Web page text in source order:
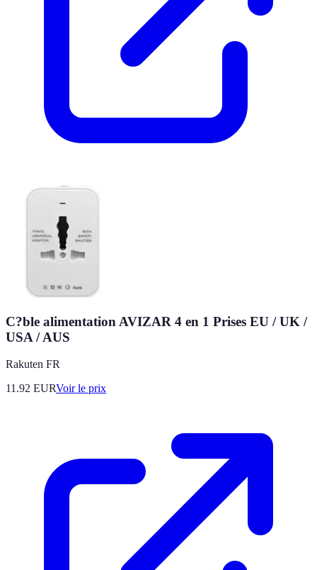
C?ble alimentation AVIZAR 4 en 1 Prises EU / UK /
USA / AUS
Rakuten FR
11.92 EURVoir le prix